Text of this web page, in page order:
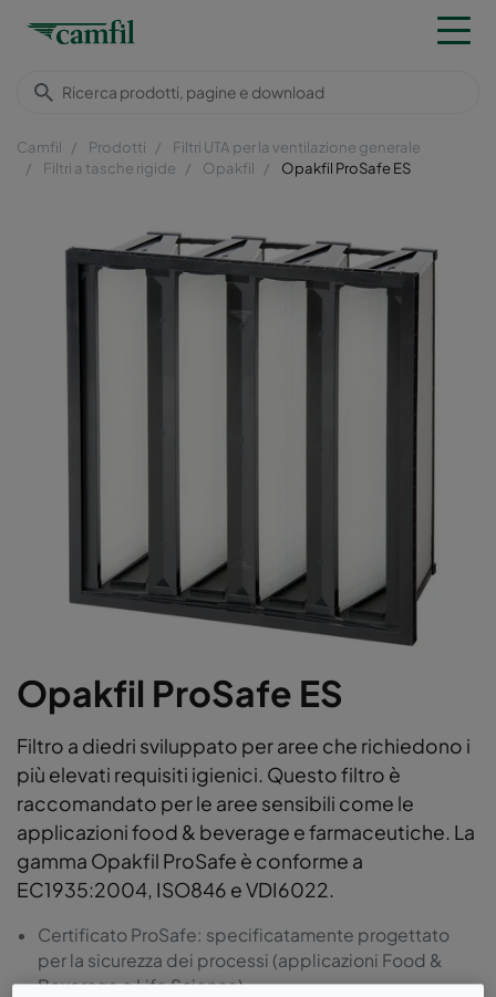
Camfil Prodotti
Filtri UTA per la ventilazione generale
Filtri a tasche rigide
Opakfil Opakfil ProSafe ES
Opakfil ProSafe ES
Filtro a diedri sviluppato per aree che richiedono i
più elevati requisiti igienici. Questo filtro è
raccomandato per le aree sensibili come le
applicazioni food & beverage e farmaceutiche. La
gamma Opakfil ProSafe è conforme a
EC1935:2004, ISO846 e VDI6022.
Certificato ProSafe: specificatamente progettato
per la sicurezza dei processi (applicazioni Food &
Beverage e Life Science)